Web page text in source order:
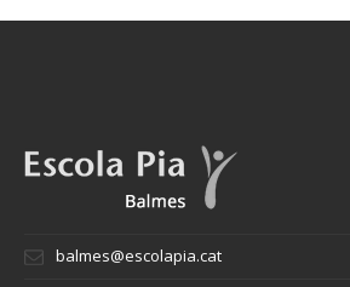
balmes@escolapia.cat